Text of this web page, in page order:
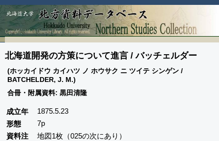
北海道開発の方策について進言 / バッチェルダー
(ホッカイドウ カイハツ ノ ホウサク ニ ツイテ シンゲン /
BATCHELDER, J. M.)
合冊・附属資料: 黒田清隆
成立年
1875.5.23
形態
7p
資料注
地図1枚（025の次にあり）